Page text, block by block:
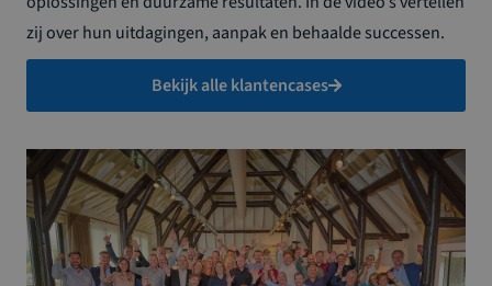
zij over hun uitdagingen, aanpak en behaalde successen.
Bekijk alle klantencases